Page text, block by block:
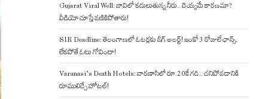
Gujarat Viral Well: బావిలో కదులుతున్న నీరు.. దెయ్యమే కారణమా?
వీడియో చూస్తే వణికిపోతారు!
SIR Deadline: తెలంగాణలో ఓటర్లకు బిగ్ అలర్ట్! ఇంకో 3 రోజులే ఛాన్స్,
లేకపోతే ఓటు గోవిందా!
Varanasi’s Death Hotels: వారణాసిలో రూ.20కే గది.. చనిపోవడానికి
రూములిచ్చే హోటల్!